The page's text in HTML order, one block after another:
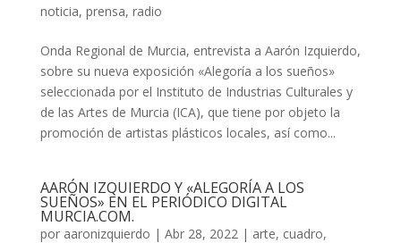
noticia, prensa, radio
Onda Regional de Murcia, entrevista a Aarón Izquierdo,
sobre su nueva exposición «Alegoría a los sueños»
seleccionada por el Instituto de Industrias Culturales y
de las Artes de Murcia (ICA), que tiene por objeto la
promoción de artistas plásticos locales, así como...
AARÓN IZQUIERDO Y «ALEGORÍA A LOS
SUEÑOS» EN EL PERIÓDICO DIGITAL
MURCIA.COM.
por aaronizquierdo | Abr 28, 2022| arte, cuadro,